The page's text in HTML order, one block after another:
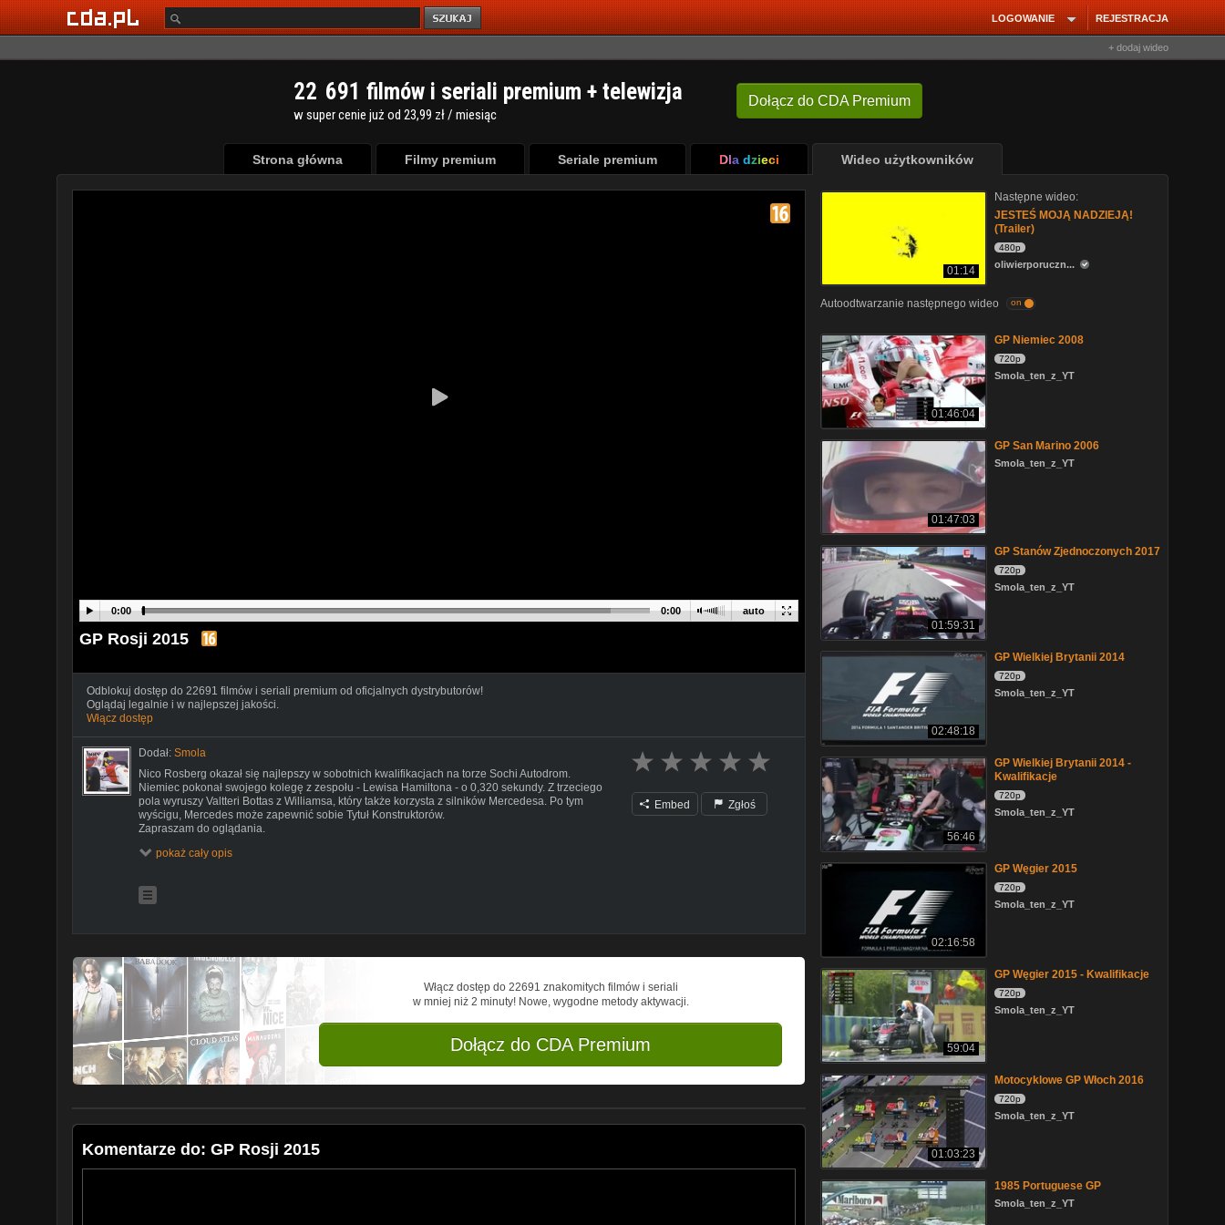
REJESTRACJA
LOGOWANIE
+ dodaj wideo
Dołącz do CDA Premium
22 691 filmów i seriali premium + telewizja
w super cenie już od 23,99 zł / miesiąc
Strona główna Filmy premium Seriale premium Dla dzieci Wideo użytkowników
auto
0:00 0:00
GP Rosji 2015
Odblokuj dostęp do 22691 filmów i seriali premium od oficjalnych dystrybutorów!
Oglądaj legalnie i w najlepszej jakości.
Włącz dostęp
Dodał: Smola
Nico Rosberg okazał się najlepszy w sobotnich kwalifikacjach na torze Sochi Autodrom.
Niemiec pokonał swojego kolegę z zespołu - Lewisa Hamiltona - o 0,320 sekundy. Z trzeciego
pola wyruszy Valtteri Bottas z Williamsa, który także korzysta z silników Mercedesa. Po tym
wyścigu, Mercedes może zapewnić sobie Tytuł Konstruktorów.
Zapraszam do oglądania.
pokaż cały opis
Embed Zgłoś
Włącz dostęp do 22691 znakomitych filmów i seriali
w mniej niż 2 minuty! Nowe, wygodne metody aktywacji.
Dołącz do CDA Premium
Komentarze do: GP Rosji 2015
01:14
Następne wideo:
JESTEŚ MOJĄ NADZIEJĄ!
(Trailer)
480p
oliwierporuczn...
Autoodtwarzanie następnego wideo on
01:46:04
GP Niemiec 2008
720p
Smola_ten_z_YT
01:47:03
GP San Marino 2006
Smola_ten_z_YT
01:59:31
GP Stanów Zjednoczonych 2017
720p
Smola_ten_z_YT
02:48:18
GP Wielkiej Brytanii 2014
720p
Smola_ten_z_YT
56:46
GP Wielkiej Brytanii 2014 -
Kwalifikacje
720p
Smola_ten_z_YT
02:16:58
GP Węgier 2015
720p
Smola_ten_z_YT
59:04
GP Węgier 2015 - Kwalifikacje
720p
Smola_ten_z_YT
01:03:23
Motocyklowe GP Włoch 2016
720p
Smola_ten_z_YT
1985 Portuguese GP
Smola_ten_z_YT